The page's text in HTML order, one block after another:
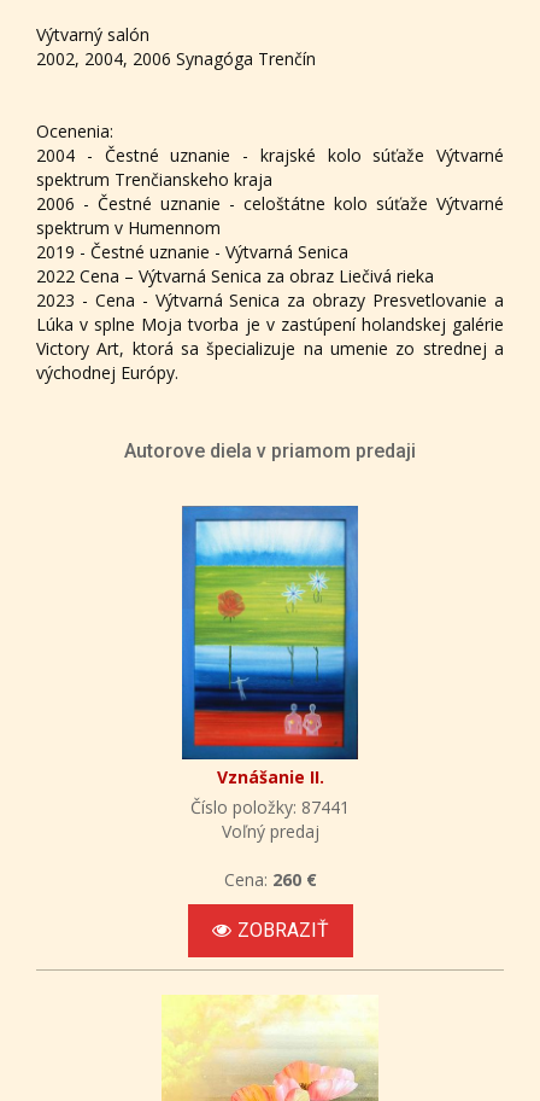
Výtvarný salón
2002, 2004, 2006 Synagóga Trenčín
Ocenenia:
2004 - Čestné uznanie - krajské kolo súťaže Výtvarné
spektrum Trenčianskeho kraja
2006 - Čestné uznanie - celoštátne kolo súťaže Výtvarné
spektrum v Humennom
2019 - Čestné uznanie - Výtvarná Senica
2022 Cena – Výtvarná Senica za obraz Liečivá rieka
2023 - Cena - Výtvarná Senica za obrazy Presvetlovanie a
Lúka v splne Moja tvorba je v zastúpení holandskej galérie
Victory Art, ktorá sa špecializuje na umenie zo strednej a
východnej Európy.
Autorove diela v priamom predaji
Vznášanie II.
Číslo položky: 87441
Voľný predaj
Cena: 260 €
ZOBRAZIŤ